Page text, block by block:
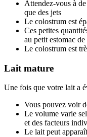
Attendez-vous à de
que des jets
Le colostrum est
Ces petites
au petit estomac
Le colostrum est
Lait mature
Une fois que votre lait a
Vous pouvez voir
Le volume varie
et des facteurs
Le lait peut